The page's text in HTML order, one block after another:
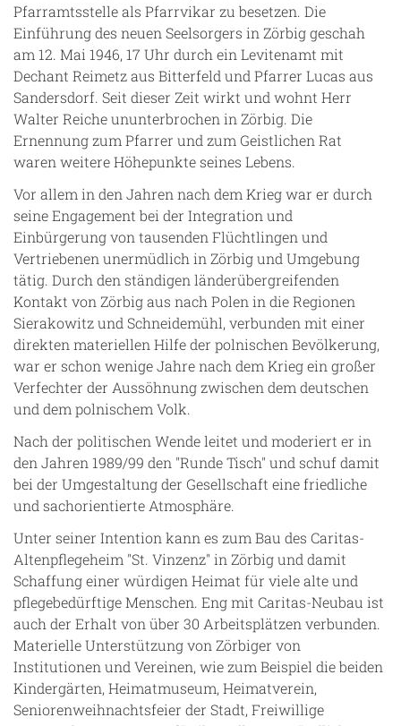
Pfarramtsstelle als Pfarrvikar zu besetzen. Die
Einführung des neuen Seelsorgers in Zörbig geschah
am 12. Mai 1946, 17 Uhr durch ein Levitenamt mit
Dechant Reimetz aus Bitterfeld und Pfarrer Lucas aus
Sandersdorf. Seit dieser Zeit wirkt und wohnt Herr
Walter Reiche ununterbrochen in Zörbig. Die
Ernennung zum Pfarrer und zum Geistlichen Rat
waren weitere Höhepunkte seines Lebens.
Vor allem in den Jahren nach dem Krieg war er durch
seine Engagement bei der Integration und
Einbürgerung von tausenden Flüchtlingen und
Vertriebenen unermüdlich in Zörbig und Umgebung
tätig. Durch den ständigen länderübergreifenden
Kontakt von Zörbig aus nach Polen in die Regionen
Sierakowitz und Schneidemühl, verbunden mit einer
direkten materiellen Hilfe der polnischen Bevölkerung,
war er schon wenige Jahre nach dem Krieg ein großer
Verfechter der Aussöhnung zwischen dem deutschen
und dem polnischem Volk.
Nach der politischen Wende leitet und moderiert er in
den Jahren 1989/99 den "Runde Tisch" und schuf damit
bei der Umgestaltung der Gesellschaft eine friedliche
und sachorientierte Atmosphäre.
Unter seiner Intention kann es zum Bau des Caritas-
Altenpflegeheim "St. Vinzenz" in Zörbig und damit
Schaffung einer würdigen Heimat für viele alte und
pflegebedürftige Menschen. Eng mit Caritas-Neubau ist
auch der Erhalt von über 30 Arbeitsplätzen verbunden.
Materielle Unterstützung von Zörbiger von
Institutionen und Vereinen, wie zum Beispiel die beiden
Kindergärten, Heimatmuseum, Heimatverein,
Seniorenweihnachtsfeier der Stadt, Freiwillige